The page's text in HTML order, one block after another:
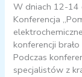
W dniach 12-14
Konferencja
konferencji
Podczas
specjalistów z